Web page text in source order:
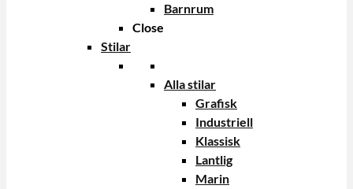
Barnrum
Close
Stilar
Alla stilar
Grafisk
Industriell
Klassisk
Lantlig
Marin